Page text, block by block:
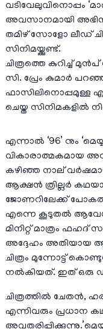
വടിവേലുവിനൊപ്പം
അവസാനമായി
തമിഴ് സോളോ ലീഡ്
സിനിമയ്ക്കുണ്ട്.
ചിത്രത്തെ കുറിച്ച്
സി. പ്രേം കുമാർ
ഫാസിലിനൊപ്പമുള്ള
ചെയ്ത സിനിമകളിൽ
എന്നാൽ ‘96’ നും
വികാരാത്മകമായ
കഴിഞ്ഞ നാല്
ആക്ഷൻ ത്രില്ലർ
ജോണറിലേക്ക്
എന്നെ കൂടുതൽ
മിനിറ്റ് മാത്രം
അദ്ദേഹം അതിയായ
ചിത്രം മുന്നോട്ട്
നൽകിയത്. ഇത് ഒരു
ചിത്രത്തിൽ ചേതൻ,
എന്നിവരും പ്രധാന